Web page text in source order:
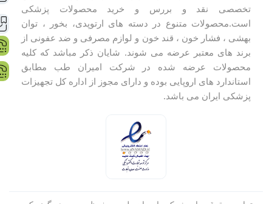
تخصصی نقد و بررس و خرید محصولات پزشکی
است.محصولات متنوع در دسته های ارتوپدی، بخور ، توان
بهشی ، فشار خون ، قند خون و لوازم مصرفی و ضد عفونی از
برند های معتبر عرضه می شوند. شایان ذکر مباشد که کلیه
محصولات عرضه شده در شرکت امیران طب مطابق
استاندارد های اروپایی بوده و دارای مجوز از اداره کل تجهیزات
پزشکی ایران می باشد.